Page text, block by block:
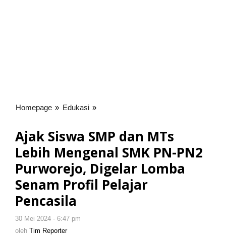
Homepage » Edukasi »
dan
MTs
Lebih
Mengenal
SMK
Ajak Siswa SMP dan MTs
Lebih Mengenal SMK PN-PN2
Purworejo, Digelar Lomba
Senam Profil Pelajar
Pencasila
30 Mei 2024 - 6:47 pm
oleh Tim Reporter